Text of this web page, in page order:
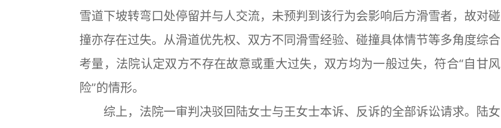
雪道下坡转弯口处停留并与人交流，未预判到该行为会影响后方滑雪者，故对碰
撞亦存在过失。从滑道优先权、双方不同滑雪经验、碰撞具体情节等多角度综合
考量，法院认定双方不存在故意或重大过失，双方均为一般过失，符合“自甘风
险”的情形。
综上，法院一审判决驳回陆女士与王女士本诉、反诉的全部诉讼请求。陆女